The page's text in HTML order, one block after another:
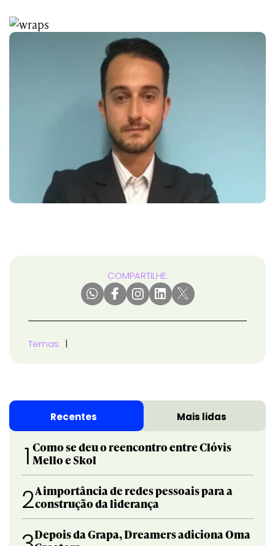
COMPARTILHE:
Temas
Recentes Mais lidas
1 Como se deu o reencontro entre Clóvis
Mello e Skol
2A importância de redes pessoais para a
construção da liderança
Depois da Grapa, Dreamers adiciona Oma